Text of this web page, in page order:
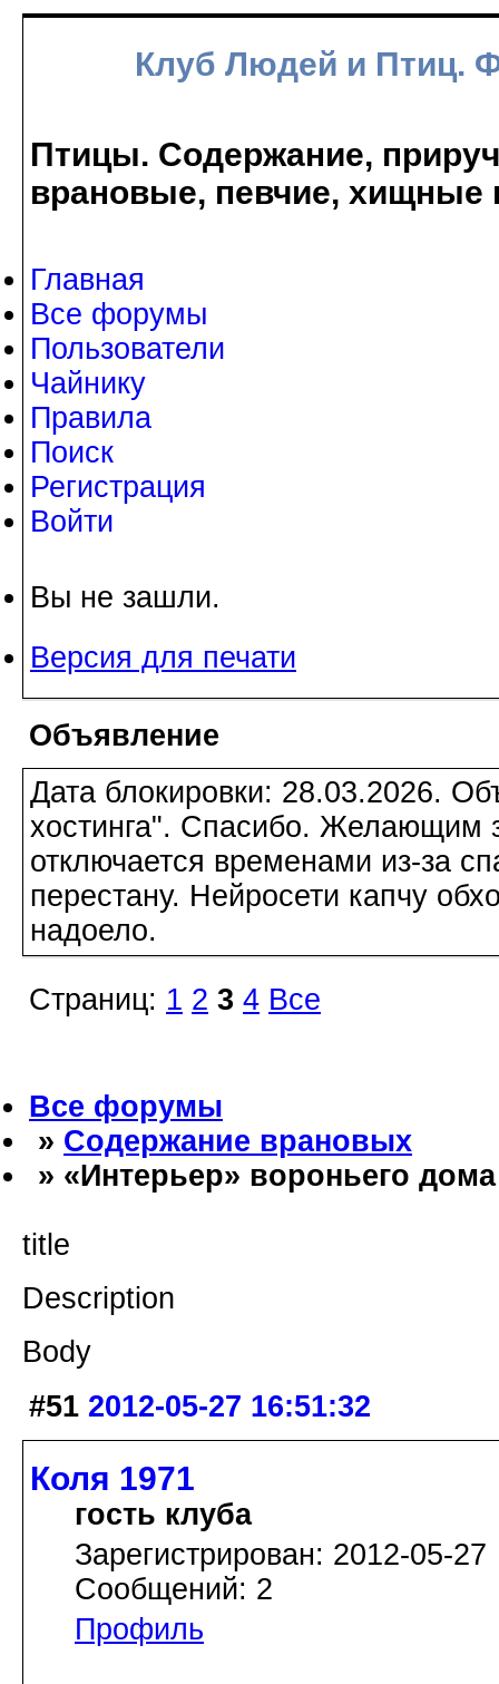
Клуб Людей и Птиц.
Птицы. Содержание,
врановые, певчие, хищные
Главная
Все форумы
Пользователи
Чайнику
Правила
Поиск
Регистрация
Войти
Вы не зашли.
Версия для печати
Объявление
Дата блокировки: 28.03.2026.
хостинга". Спасибо. Желающим
отключается временами из-за
перестану. Нейросети капчу
надоело.
Страниц: 1 2 3 4 Все
Все форумы
» Содержание врановых
» «Интерьер» вороньего дома
title
Description
Body
#51 2012-05-27 16:51:32
Коля 1971
гость клуба
Зарегистрирован: 2012-05-27
Сообщений: 2
Профиль